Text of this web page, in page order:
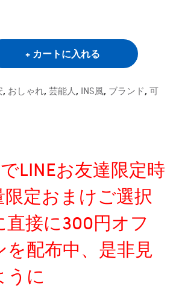
カートに入れる
, おしゃれ, 芸能人, INS風, ブランド, 可
LINEお友達限定時
定おまけご選択
接に300円オフ
配布中、是非見
うに